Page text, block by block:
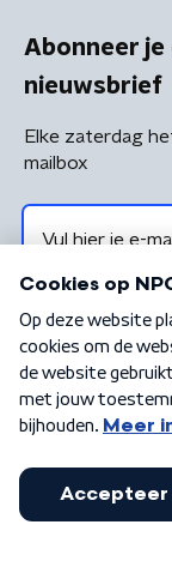
Abonneer
nieuwsbrief
Elke zaterdag
mailbox
Algemene